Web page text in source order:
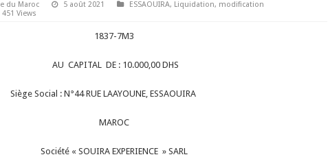
du Maroc 5 août 2021 ESSAOUIRA, Liquidation, modification
451 Views
1837-7M3
AU CAPITAL DE : 10.000,00 DHS
Siège Social : N°44 RUE LAAYOUNE, ESSAOUIRA
MAROC
Société « SOUIRA EXPERIENCE » SARL